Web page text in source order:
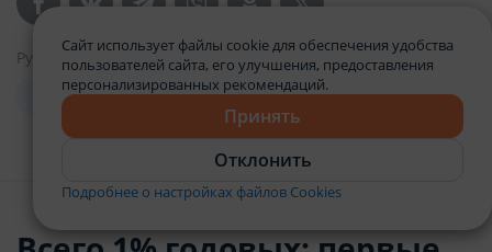
Рубрика
События
Сайт использует файлы cookie для обеспечения удобства
пользователей сайта, его улучшения, предоставления
персонализированных рекомендаций.
Принять
Отклонить
Подробнее о настройках файлов Cookies